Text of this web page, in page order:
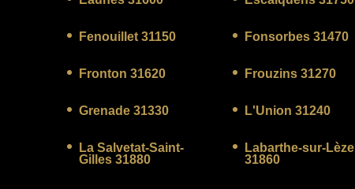
Fenouillet 31150 Fonsorbes 31470
Fronton 31620 Frouzins 31270
Grenade 31330 L'Union 31240
La Salvetat-Saint-
Gilles 31880
Labarthe-sur-Lèze
31860